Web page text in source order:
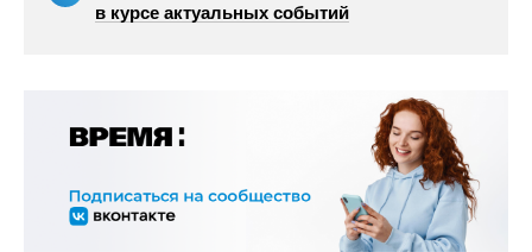
в курсе актуальных событий